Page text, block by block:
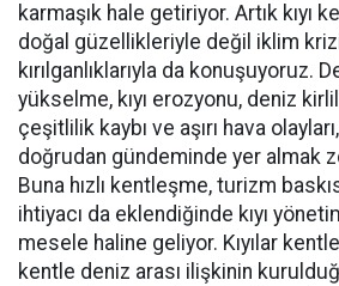
karmaşık hale getiriyor. Artık kıyı
doğal güzellikleriyle değil iklim
kırılganlıklarıyla da konuşuyoruz.
yükselme, kıyı erozyonu, deniz
çeşitlilik kaybı ve aşırı hava
doğrudan gündeminde yer almak
Buna hızlı kentleşme, turizm
ihtiyacı da eklendiğinde kıyı
mesele haline geliyor. Kıyılar
kentle deniz arası ilişkinin